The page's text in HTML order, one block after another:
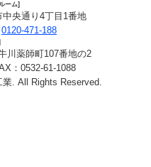
ーム]
央通り4丁目1番地
0120-471-188
川薬師町107番地の2
：0532-61-1088
. All Rights Reserved.